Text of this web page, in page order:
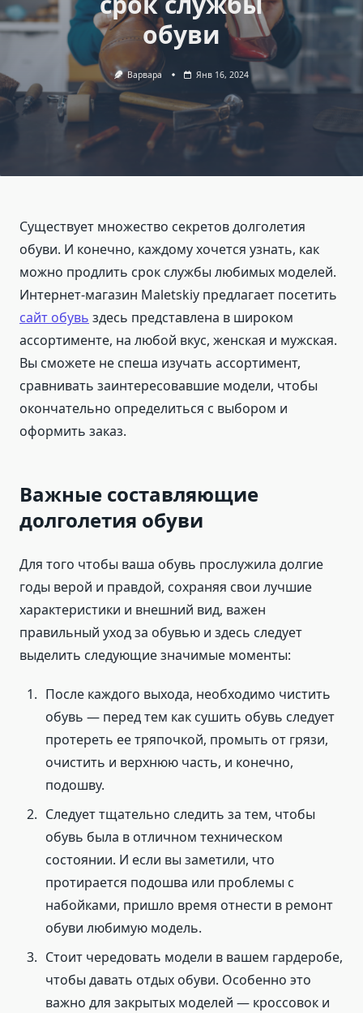
обуви
Варвара Янв 16, 2024
Существует множество секретов долголетия
обуви. И конечно, каждому хочется узнать, как
можно продлить срок службы любимых моделей.
Интернет-магазин Maletskiy предлагает посетить
сайт обувь здесь представлена в широком
ассортименте, на любой вкус, женская и мужская.
Вы сможете не спеша изучать ассортимент,
сравнивать заинтересовавшие модели, чтобы
окончательно определиться с выбором и
оформить заказ.
Важные составляющие
долголетия обуви
Для того чтобы ваша обувь прослужила долгие
годы верой и правдой, сохраняя свои лучшие
характеристики и внешний вид, важен
правильный уход за обувью и здесь следует
выделить следующие значимые моменты:
После каждого выхода, необходимо чистить
обувь — перед тем как сушить обувь следует
протереть ее тряпочкой, промыть от грязи,
очистить и верхнюю часть, и конечно,
подошву.
Следует тщательно следить за тем, чтобы
обувь была в отличном техническом
состоянии. И если вы заметили, что
протирается подошва или проблемы с
набойками, пришло время отнести в ремонт
обуви любимую модель.
Стоит чередовать модели в вашем гардеробе,
чтобы давать отдых обуви. Особенно это
важно для закрытых моделей — кроссовок и